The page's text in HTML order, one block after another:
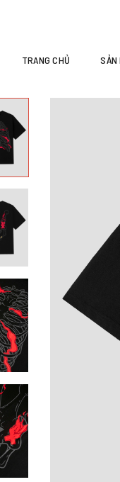
TRANG CHỦ SẢN